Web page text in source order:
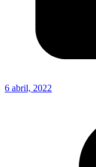
6 abril, 2022